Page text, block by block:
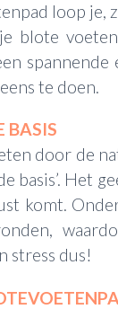
loop je,
blote
te doen.
BASIS
door de
basis’. Het
komt.
stress dus!